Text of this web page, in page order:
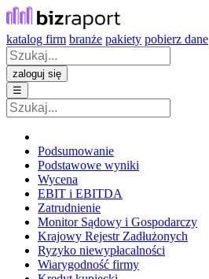
katalog firm branże pakiety pobierz dane
zaloguj się
☰
Podsumowanie
Podstawowe wyniki
Wycena
EBIT i EBITDA
Zatrudnienie
Monitor Sądowy i Gospodarczy
Krajowy Rejestr Zadłużonych
Ryzyko niewypłacalności
Wiarygodność firmy